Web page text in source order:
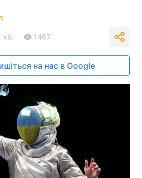
хв. 1467
на нас в Google